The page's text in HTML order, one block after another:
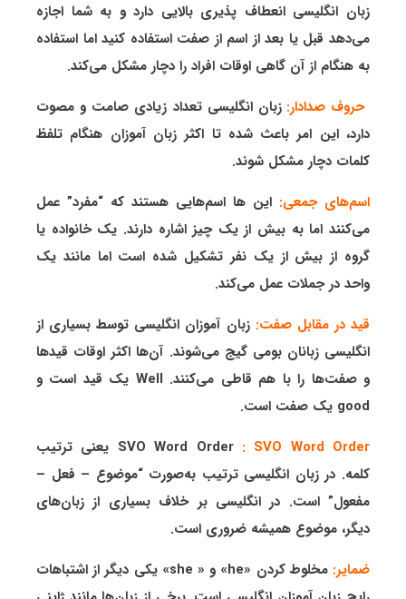
زبان انگلیسی انعطاف پذیری بالایی دارد و به شما اجازه
می‌دهد قبل یا بعد از اسم از صفت استفاده کنید اما استفاده
به هنگام از آن گاهی اوقات افراد را دچار مشکل می‌کند.
حروف صدادار: زبان انگلیسی تعداد زیادی صامت و مصوت
دارد، این امر باعث شده تا اکثر زبان آموزان هنگام تلفظ
کلمات دچار مشکل شوند.
اسم‌های جمعی: این ها اسم‌هایی هستند که “مفرد” عمل
می‌کنند اما به بیش از یک چیز اشاره دارند. یک خانواده یا
گروه از بیش از یک نفر تشکیل شده است اما مانند یک
واحد در جملات عمل می‌کند.
قید در مقابل صفت: زبان آموزان انگلیسی توسط بسیاری از
انگلیسی زبانان بومی گیج می‌شوند. آن‌ها اکثر اوقات قیدها
و صفت‌ها را با هم قاطی می‌کنند. Well یک قید است و
good یک صفت است.
SVO Word Order : SVO Word Order
یعنی ترتیب
کلمه. در زبان انگلیسی ترتیب به‌صورت “موضوع – فعل –
مفعول” است. در انگلیسی بر خلاف بسیاری از زبان‌های
دیگر، موضوع همیشه ضروری است.
ضمایر:
مخلوط کردن «he» و « she» یکی دیگر از اشتباهات